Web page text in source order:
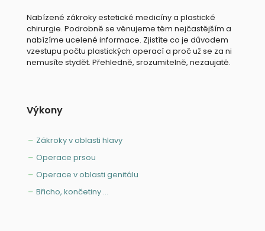
Nabízené zákroky estetické medicíny a plastické
chirurgie. Podrobně se věnujeme těm nejčastějším a
nabízíme ucelené informace. Zjistíte co je důvodem
vzestupu počtu plastických operací a proč už se za ni
nemusíte stydět. Přehledně, srozumitelně, nezaujatě.
Výkony
Zákroky v oblasti hlavy
Operace prsou
Operace v oblasti genitálu
Břicho, končetiny ...